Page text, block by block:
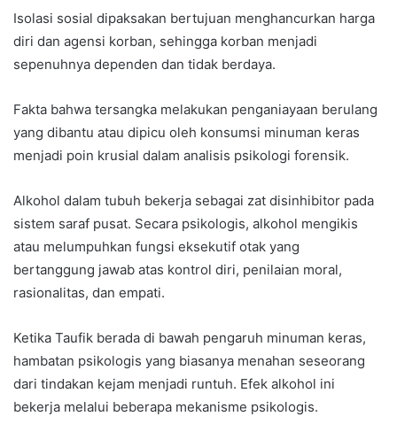
Isolasi sosial dipaksakan bertujuan menghancurkan harga
diri dan agensi korban, sehingga korban menjadi
sepenuhnya dependen dan tidak berdaya.
Fakta bahwa tersangka melakukan penganiayaan berulang
yang dibantu atau dipicu oleh konsumsi minuman keras
menjadi poin krusial dalam analisis psikologi forensik.
Alkohol dalam tubuh bekerja sebagai zat disinhibitor pada
sistem saraf pusat. Secara psikologis, alkohol mengikis
atau melumpuhkan fungsi eksekutif otak yang
bertanggung jawab atas kontrol diri, penilaian moral,
rasionalitas, dan empati.
Ketika Taufik berada di bawah pengaruh minuman keras,
hambatan psikologis yang biasanya menahan seseorang
dari tindakan kejam menjadi runtuh. Efek alkohol ini
bekerja melalui beberapa mekanisme psikologis.